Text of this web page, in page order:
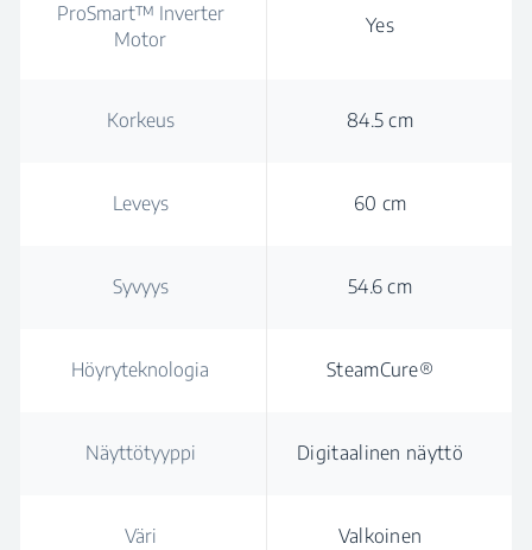
ProSmart™ Inverter
Motor
Yes
Korkeus 84.5 cm
Leveys 60 cm
Syvyys 54.6 cm
Höyryteknologia SteamCure®
Näyttötyyppi Digitaalinen näyttö
Väri Valkoinen